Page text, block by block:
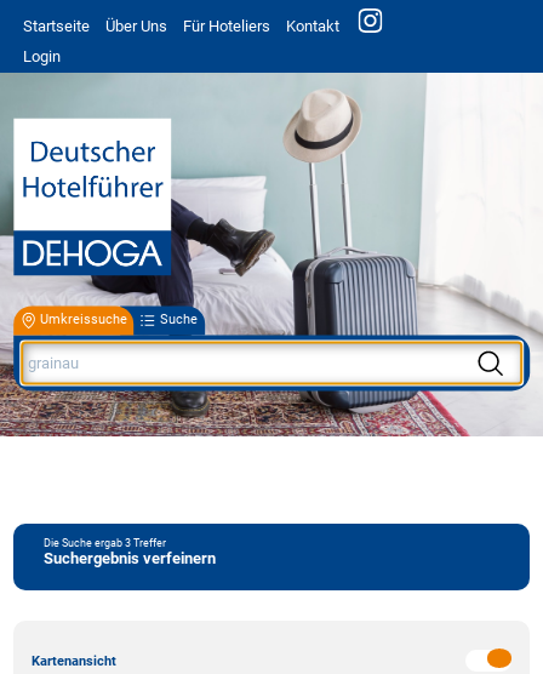
Startseite Über Uns Für Hoteliers
Kontakt
Login
Umkreissuche Suche
Die Suche ergab3Treffer
Suchergebnis verfeinern
Kartenansicht